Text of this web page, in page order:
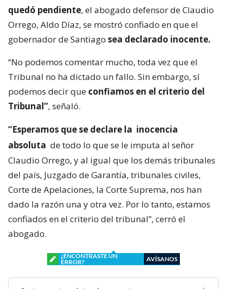
quedó pendiente, el abogado defensor de Claudio
Orrego, Aldo Díaz, se mostró confiado en que el
gobernador de Santiago sea declarado inocente.
“No podemos comentar mucho, toda vez que el
Tribunal no ha dictado un fallo. Sin embargo, sí
podemos decir que confiamos en el criterio del
Tribunal”, señaló.
“Esperamos que se declare la inocencia
absoluta de todo lo que se le imputa al señor
Claudio Orrego, y al igual que los demás tribunales
del país, Juzgado de Garantía, tribunales civiles,
Corte de Apelaciones, la Corte Suprema, nos han
dado la razón una y otra vez. Por lo tanto, estamos
confiados en el criterio del tribunal”, cerró el
abogado.
¿ENCONTRASTE UN
ERROR?
AVÍSANOS